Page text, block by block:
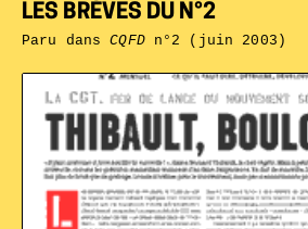
LES BRÈVES DU N°2
Paru dansCQFDn°2 (juin 2003)